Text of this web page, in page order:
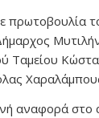
πρωτοβουλία
Ταμείου
αναφορά